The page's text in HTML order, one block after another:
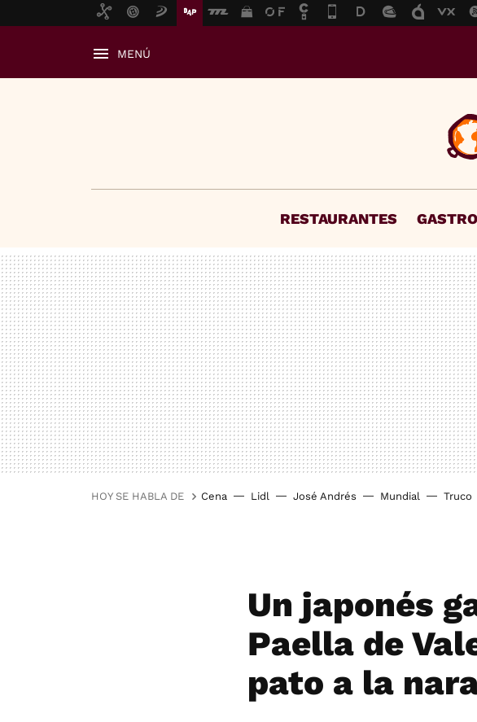
MENÚ
RESTAURANTES
HOY SE HABLA DE Cena Lidl José Andrés Mundial Truco
Un japonés
Paella de
pato a la